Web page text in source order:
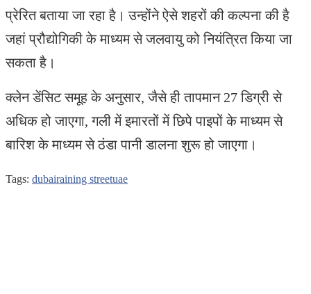
प्रेरित बताया जा रहा है। उन्होंने ऐसे शहरों की कल्पना की है
जहां प्रौद्योगिकी के माध्यम से जलवायु को नियंत्रित किया जा
सकता है।
क्लेन डेंसिट समूह के अनुसार, जैसे ही तापमान 27 डिग्री से
अधिक हो जाएगा, गली में इमारतों में छिपे पाइपों के माध्यम से
बारिश के माध्यम से ठंडा पानी डालना शुरू हो जाएगा।
Tags: dubairaining streetuae